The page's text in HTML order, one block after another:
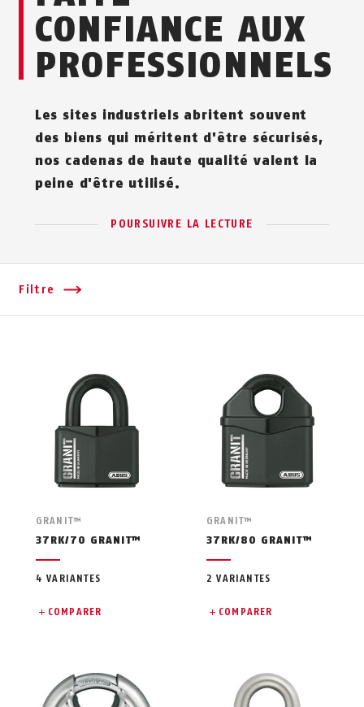
CONFIANCE AUX
PROFESSIONNELS
Les sites industriels abritent souvent
des biens qui méritent d'être sécurisés,
nos cadenas de haute qualité valent la
peine d'être utilisé.
POURSUIVRE LA LECTURE
Filtre
GRANIT™
37RK/70 GRANIT™
4 VARIANTES
COMPARER
GRANIT™
37RK/80 GRANIT™
2 VARIANTES
COMPARER